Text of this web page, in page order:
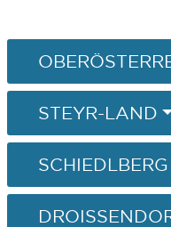
STEYR-LAND
SCHIEDLBERG